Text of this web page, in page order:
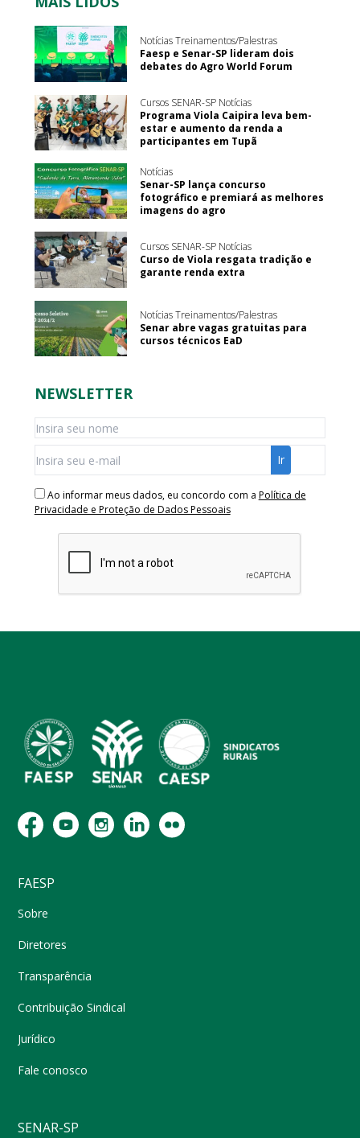
Notícias Treinamentos/Palestras
Faesp e Senar-SP lideram dois
debates do Agro World Forum
Cursos SENAR-SP Notícias
Programa Viola Caipira leva bem-
estar e aumento da renda a
participantes em Tupã
Notícias
Senar-SP lança concurso
fotográfico e premiará as melhores
imagens do agro
Cursos SENAR-SP Notícias
Curso de Viola resgata tradição e
garante renda extra
Notícias Treinamentos/Palestras
Senar abre vagas gratuitas para
cursos técnicos EaD
NEWSLETTER
Ao informar meus dados, eu concordo com a Política de
Privacidade e Proteção de Dados Pessoais
FAESP
Sobre
Diretores
Transparência
Contribuição Sindical
Jurídico
Fale conosco
SENAR-SP